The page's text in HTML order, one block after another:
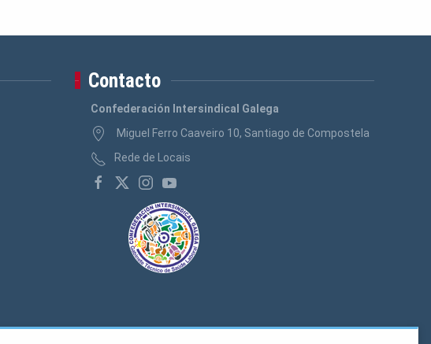
Contacto
Confederación Intersindical Galega
Miguel Ferro Caaveiro 10, Santiago de Compostela
Rede de Locais